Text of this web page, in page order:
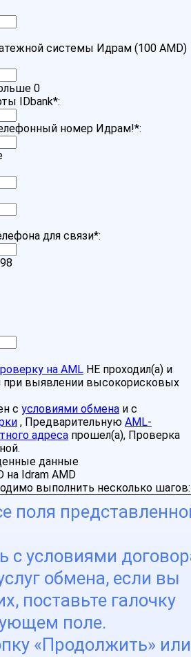
системы Идрам (100 AMD)
0
IDbank*:
номер Идрам!*:
для связи*:
на AML НЕ проходил(а) и
при выявлении высокорисковых
с условиями обмена и с
, Предварительную AML-
адреса прошел(а), Проверка
данные
на Idram AMD
выполнить несколько шагов:
поля
с условиями
обмена, если вы
поставьте галочку
поле.
«Продолжить» или